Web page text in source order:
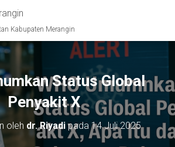
Kabupaten Merangin
Status Global
Penyakit X
oleh dr. Riyadipada14 Juli 2025